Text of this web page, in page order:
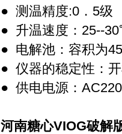
● 测温精度:0．5级
● 升温速度：25--
● 电解池：容积为
● 仪器的稳定性：
● 供电电源：
河南糖心VIOG破解